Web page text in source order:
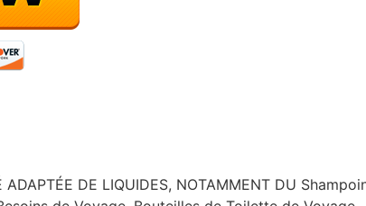
DE LIQUIDES, NOTAMMENT DU